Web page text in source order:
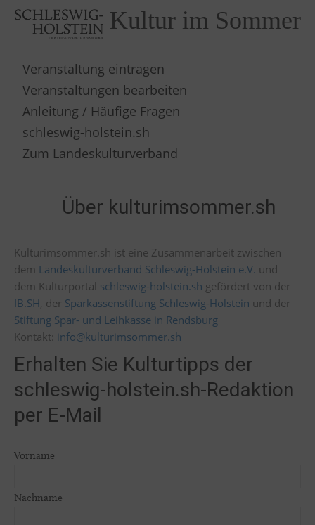
Kultur im Sommer
Veranstaltung eintragen
Veranstaltungen bearbeiten
Anleitung / Häufige Fragen
schleswig-holstein.sh
Zum Landeskulturverband
Über kulturimsommer.sh
Kulturimsommer.sh ist eine Zusammenarbeit zwischen
dem Landeskulturverband Schleswig-Holstein e.V. und
dem Kulturportal schleswig-holstein.sh gefördert von der
IB.SH, der Sparkassenstiftung Schleswig-Holstein und der
Stiftung Spar- und Leihkasse in Rendsburg
Kontakt: info@kulturimsommer.sh
Erhalten Sie Kulturtipps der
schleswig-holstein.sh-Redaktion
per E-Mail
Vorname
Nachname